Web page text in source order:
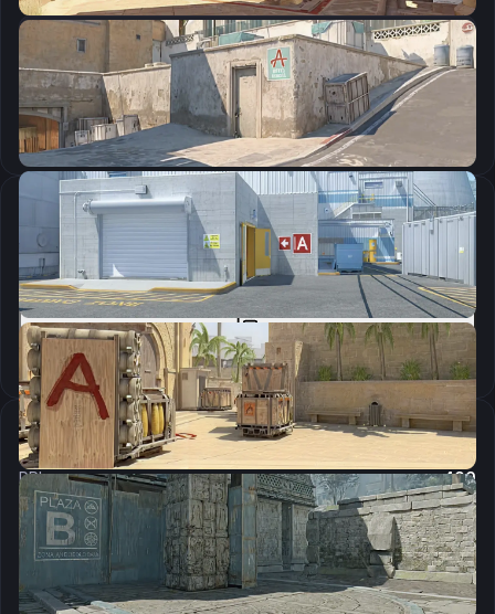
CSGO-RxdKj-3DAZs-L7Zrj-tn7hb-5bq3B
Скопировать
Параметры запуска
Скопировать
Настройки мыши
DPI:
400
Чувствительность мыши в игре:
1.16
Чувствительность мыши в зуме:
1
Чувствительность мыши в Windows:
6/11